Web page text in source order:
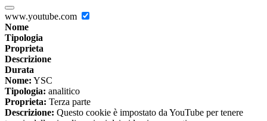
www.youtube.com
Nome
Tipologia
Proprieta
Descrizione
Durata
Nome: YSC
Tipologia: analitico
Proprieta: Terza parte
Descrizione: Questo cookie è impostato da YouTube per tenere